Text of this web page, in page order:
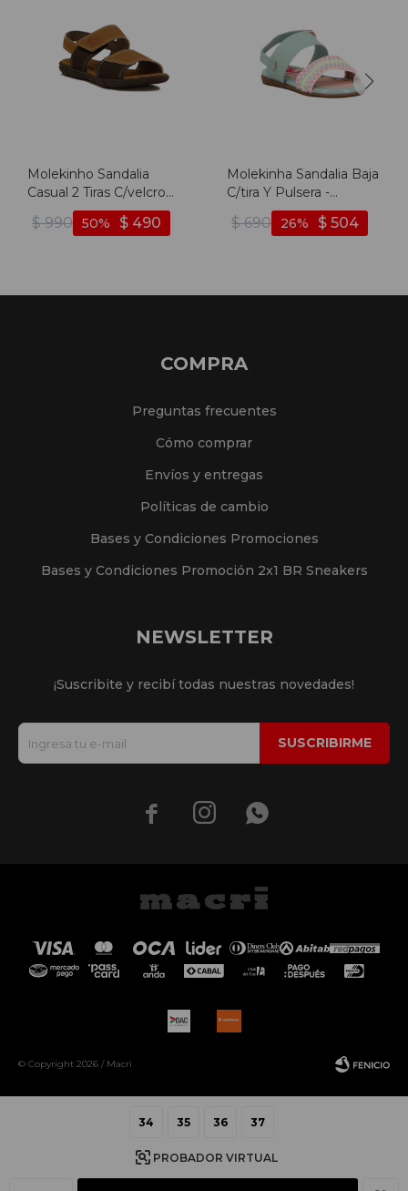
34 35 36 37
PROBADOR VIRTUAL
Molekinho Sandalia
Casual 2 Tiras C/velcro
Combinado - Caramelo-
cafe
$ 990 $ 490
50
Molekinha Sandalia Baja
C/tira Y Pulsera -
Turquesa-rosado
$ 690 $ 504
26
COMPRA
Preguntas frecuentes
Cómo comprar
Envíos y entregas
Políticas de cambio
Bases y Condiciones Promociones
Bases y Condiciones Promoción 2x1 BR Sneakers
NEWSLETTER
¡Suscribite y recibí todas nuestras novedades!
SUSCRIBIRME
  
© Copyright 2026 / Macri